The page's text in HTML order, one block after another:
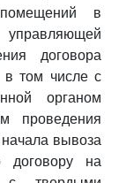
в
договора
в том числе с
органом
проведения
вывоза
договору на